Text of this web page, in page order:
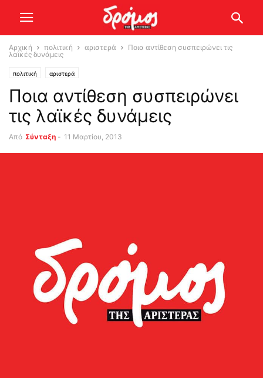
Αρχική πολιτική αριστερά
Ποια αντίθεση συσπειρώνει τις
λαϊκές δυνάμεις
πολιτική αριστερά
Ποια αντίθεση συσπειρώνει
τις λαϊκές δυνάμεις
Από Σύνταξη - 11 Μαρτίου, 2013